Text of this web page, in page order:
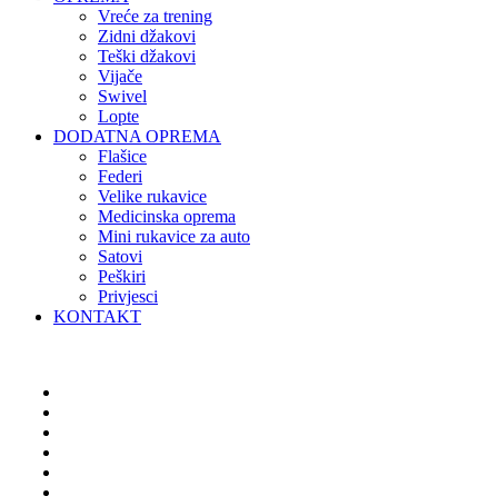
Vreće za trening
Zidni džakovi
Teški džakovi
Vijače
Swivel
Lopte
DODATNA OPREMA
Flašice
Federi
Velike rukavice
Medicinska oprema
Mini rukavice za auto
Satovi
Peškiri
Privjesci
KONTAKT